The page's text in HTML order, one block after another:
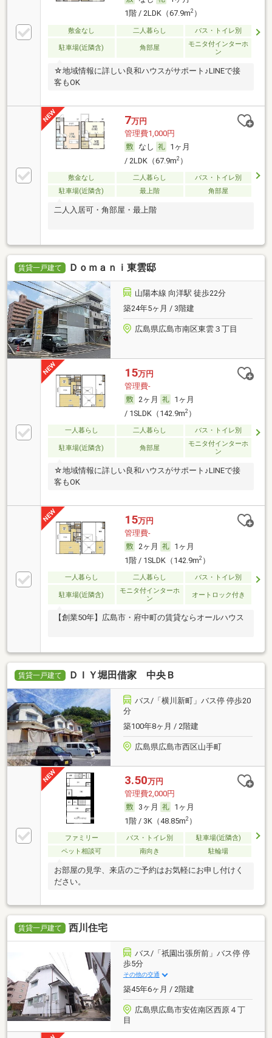
1階 / 2LDK（67.9m2）
敷金なし 二人暮らし バス・トイレ別
駐車場(近隣含) 角部屋
モニタ付インターホ
ン
☆地域情報に詳しい良和ハウスがサポート♪LINEで接
客もOK
7万円
管理費1,000円
なし
1ヶ月
/ 2LDK（67.9m2）
敷金なし 二人暮らし
バス・トイレ別
駐車場(近隣含)
最上階 角部屋
二人入居可・角部屋・最上階
賃貸一戸建て Ｄｏｍａｎｉ東雲邸
山陽本線 向洋駅 徒歩22分
築24年5ヶ月 / 3階建
広島県広島市南区東雲３丁目
15万円
管理費-
2ヶ月
1ヶ月
/ 1SLDK（142.9m2）
一人暮らし 二人暮らし バス・トイレ別
駐車場(近隣含) 角部屋
モニタ付インターホ
ン
☆地域情報に詳しい良和ハウスがサポート♪LINEで接
客もOK
15万円
管理費-
2ヶ月
1ヶ月
1階 / 1SLDK（142.9m2）
一人暮らし 二人暮らし バス・トイレ別
駐車場(近隣含)
モニタ付インターホ
ン
オートロック付き
【創業50年】広島市・府中町の賃貸ならオールハウス
賃貸一戸建て ＤＩＹ堀田借家 中央Ｂ
バス/「横川新町」バス停 停歩20
分
築100年8ヶ月 / 2階建
広島県広島市西区山手町
3.50万円
管理費2,000円
3ヶ月
1ヶ月
1階 / 3K（48.85m2）
ファミリー バス・トイレ別
駐車場(近隣含)
ペット相談可
南向き 駐輪場
お部屋の見学、来店のご予約はお気軽にお申し付けく
ださい。
賃貸一戸建て 西川住宅
バス/「祇園出張所前」バス停 停
歩5分
その他の交通
築45年6ヶ月 / 2階建
広島県広島市安佐南区西原４丁
目